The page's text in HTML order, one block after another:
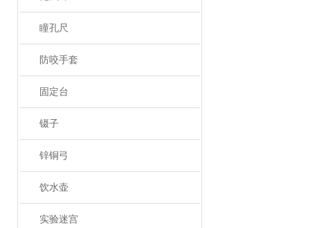
瞳孔尺
防咬手套
固定台
镊子
锌铜弓
饮水壶
实验迷宫